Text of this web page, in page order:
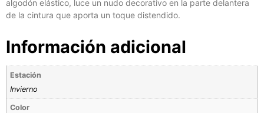
algodón elástico, luce un nudo decorativo en la parte delantera
de la cintura que aporta un toque distendido.
Información adicional
Estación
Invierno
Color